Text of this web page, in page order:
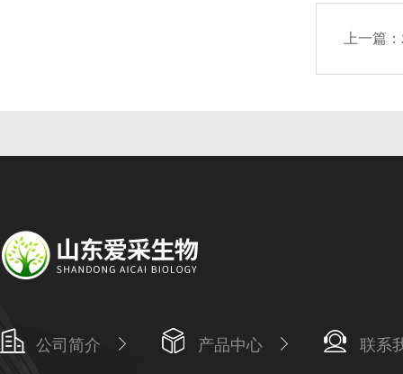
上一篇：
公司简介 产品中心 联系